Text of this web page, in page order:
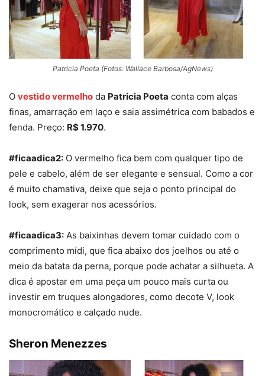
Patricia Poeta (Fotos: Wallace Barbosa/AgNews)
O vestido vermelho da Patricia Poeta conta com alças
finas, amarração em laço e saia assimétrica com babados e
fenda. Preço: R$ 1.970.
#ficaadica2: O vermelho fica bem com qualquer tipo de
pele e cabelo, além de ser elegante e sensual. Como a cor
é muito chamativa, deixe que seja o ponto principal do
look, sem exagerar nos acessórios.
#ficaadica3: As baixinhas devem tomar cuidado com o
comprimento mídi, que fica abaixo dos joelhos ou até o
meio da batata da perna, porque pode achatar a silhueta. A
dica é apostar em uma peça um pouco mais curta ou
investir em truques alongadores, como decote V, look
monocromático e calçado nude.
Sheron Menezzes